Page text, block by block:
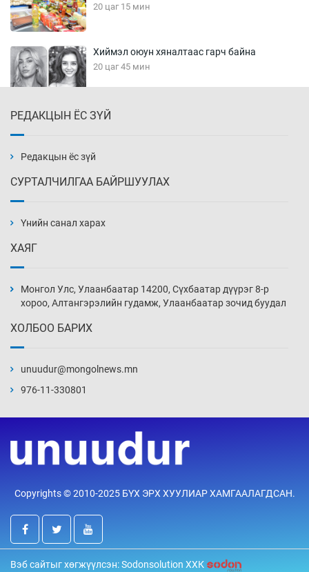
20 цаг 15 мин
Хиймэл оюун хяналтаас гарч байна
20 цаг 45 мин
21 цаг 15 мин
нэмэгджээ
21 цаг 45 мин
22 цаг 15 мин
22 цаг 45 мин
үйлчилж буй гэв
23 цаг 15 мин
“Туул усан цогцолбор”-ын ТЭЗҮ-ийг
РЕДАКЦЫН ЁС ЗҮЙ
Редакцын ёс зүй
СУРТАЛЧИЛГАА БАЙРШУУЛАХ
Үнийн санал харах
ХАЯГ
Монгол Улс, Улаанбаатар 14200, Сүхбаатар дүүрэг 8-р
хороо, Алтангэрэлийн гудамж, Улаанбаатар зочид буудал
ХОЛБОО БАРИХ
unuudur@mongolnews.mn
976-11-330801
Copyrights © 2010-2025 БҮХ ЭРХ ХУУЛИАР ХАМГААЛАГДСАН.
Вэб сайтыг хөгжүүлсэн: Sodonsolution ХХК